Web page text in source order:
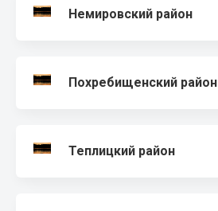
Немировский район
Похребищенский район
Теплицкий район